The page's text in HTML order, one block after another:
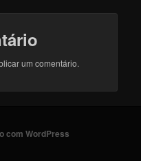
um comentário.
com WordPress